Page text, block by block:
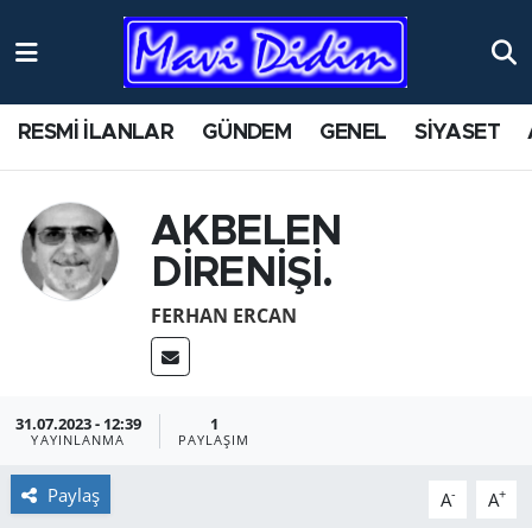
RESMİ İLANLAR GÜNDEM GENEL SİYASET
AKBELEN
DİRENİŞİ.
FERHAN ERCAN
31.07.2023 - 12:39
YAYINLANMA
1
PAYLAŞIM
Paylaş A- A+
ANTİK YERLER
AYDIN
BİLİM VE TEKNOLOJİ
EKONOMİ
GENEL
Nöbetçi Eczaneler
Namaz Vakitleri
Trafik Durumu
Süper Lig Puan Durumu ve Fikstür
Son Dakika Haberleri
Haber Arşivi